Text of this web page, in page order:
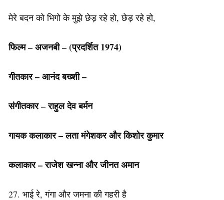
मेरे बदन को भिगो के मुझे छेड़ रहे हो, छेड़ रहे हो,
फिल्म – अजनबी –(प्रदर्शित 1974)
गीतकार – आनंद बख्शी –
संगीतकार – राहुल देव बर्मन
गायक कलाकार – लता मंगेशकरऔर किशोर कुमार
कलाकार – राजेश खन्ना और जीनत अमान
27. भाई रे, गंगा और जमना की गहरी है